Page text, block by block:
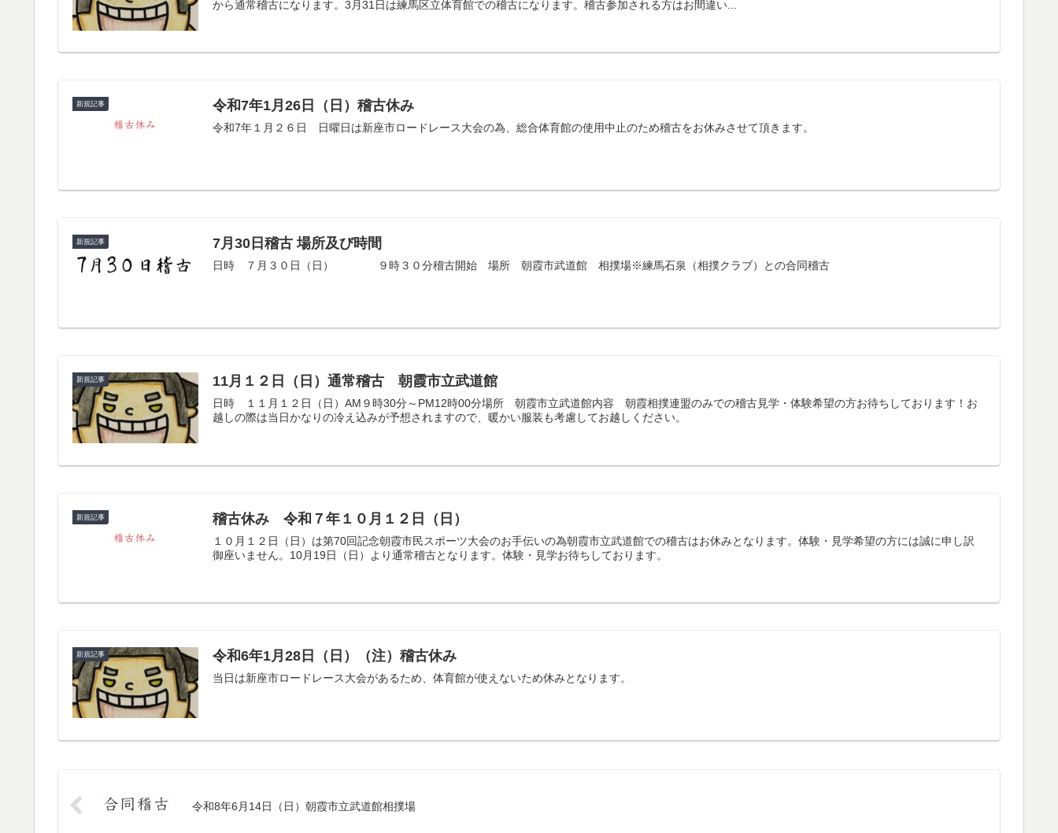
から通常稽古になります。3月31日は練馬区立体育館での稽古になります。稽古参加される方はお間違い...
新規記事 令和7年1月26日（日）稽古休み
令和7年１月２６日 日曜日は新座市ロードレース大会の為、総合体育館の使用中止のため稽古をお休みさせて頂きます。
新規記事 7月30日稽古 場所及び時間
日時 ７月３０日（日） ９時３０分稽古開始 場所 朝霞市武道館 相撲場※練馬石泉（相撲クラブ）との合同稽古
新規記事 11月１２日（日）通常稽古 朝霞市立武道館
日時 １１月１２日（日）AM９時30分～PM12時00分場所 朝霞市立武道館内容 朝霞相撲連盟のみでの稽古見学・体験希望の方お待ちしております！お
越しの際は当日かなりの冷え込みが予想されますので、暖かい服装も考慮してお越しください。
新規記事 稽古休み 令和７年１０月１２日（日）
１０月１２日（日）は第70回記念朝霞市民スポーツ大会のお手伝いの為朝霞市立武道館での稽古はお休みとなります。体験・見学希望の方には誠に申し訳
御座いません。10月19日（日）より通常稽古となります。体験・見学お待ちしております。
新規記事 令和6年1月28日（日）（注）稽古休み
当日は新座市ロードレース大会があるため、体育館が使えないため休みとなります。
令和8年6月14日（日）朝霞市立武道館相撲場